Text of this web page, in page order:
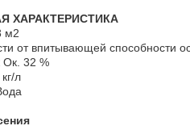
ХАРАКТЕРИСТИКА
м2
от впитывающей способности
Ок. 32 %
л